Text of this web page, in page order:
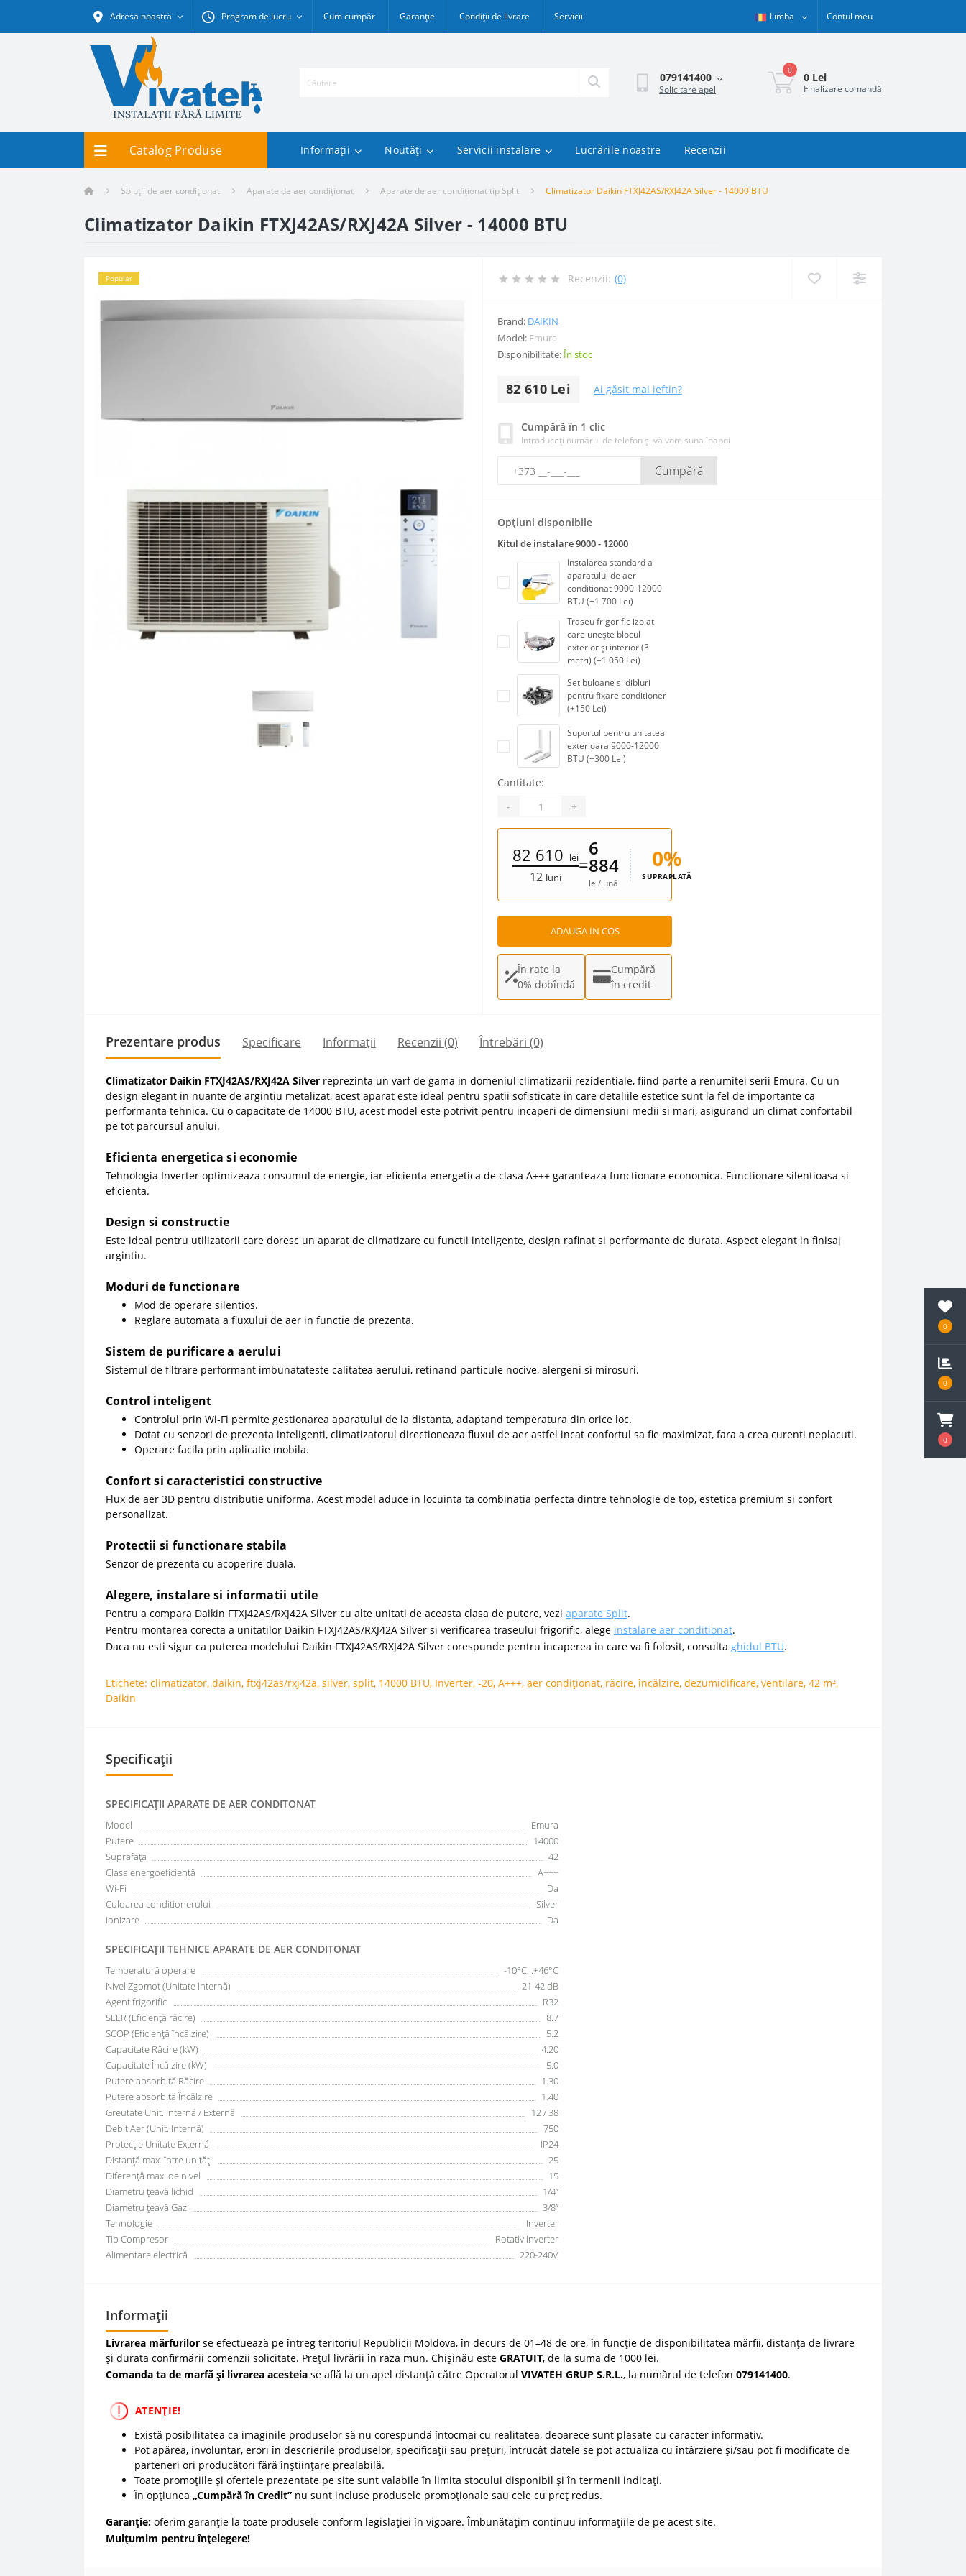
0
0
0
Adresa noastră Program de lucru Cum cumpăr Garanție Condiții de livrare Servicii Limba Contul meu
079141400
Solicitare apel
0
0 Lei
Finalizare comandă
Catalog Produse Informații Noutăți Servicii instalare Lucrările noastre Recenzii
Soluții de aer condiționat Aparate de aer condiționat Aparate de aer condiționat tip Split Climatizator Daikin FTXJ42AS/RXJ42A Silver - 14000 BTU
Climatizator Daikin FTXJ42AS/RXJ42A Silver - 14000 BTU
Popular Recenzii: (0)
Brand: DAIKIN
Model: Emura
Disponibilitate:În stoc
82 610 Lei Ai găsit mai ieftin?
Cumpără în 1 clic
Introduceți numărul de telefon și vă vom suna înapoi
Cumpără
Opțiuni disponibile
Kitul de instalare 9000 - 12000
Instalarea standard a
aparatului de aer
conditionat 9000-12000
BTU (+1 700 Lei)
Traseu frigorific izolat
care unește blocul
exterior și interior (3
metri) (+1 050 Lei)
Set buloane si dibluri
pentru fixare conditioner
(+150 Lei)
Suportul pentru unitatea
exterioara 9000-12000
BTU (+300 Lei)
Cantitate:
- +
82 610 lei
12 luni
=
6
884
lei/lună
0%
SUPRAPLATĂ
ADAUGA IN COS
În rate la
0% dobîndă
Cumpără
în credit
Prezentare produs Specificare Informații Recenzii (0) Întrebări (0)
Climatizator Daikin FTXJ42AS/RXJ42A Silver reprezinta un varf de gama in domeniul climatizarii rezidentiale, fiind parte a renumitei serii Emura. Cu un
design elegant in nuante de argintiu metalizat, acest aparat este ideal pentru spatii sofisticate in care detaliile estetice sunt la fel de importante ca
performanta tehnica. Cu o capacitate de 14000 BTU, acest model este potrivit pentru incaperi de dimensiuni medii si mari, asigurand un climat confortabil
pe tot parcursul anului.
Eficienta energetica si economie
Tehnologia Inverter optimizeaza consumul de energie, iar eficienta energetica de clasa A+++ garanteaza functionare economica. Functionare silentioasa si
eficienta.
Design si constructie
Este ideal pentru utilizatorii care doresc un aparat de climatizare cu functii inteligente, design rafinat si performante de durata. Aspect elegant in finisaj
argintiu.
Moduri de functionare
Mod de operare silentios.
Reglare automata a fluxului de aer in functie de prezenta.
Sistem de purificare a aerului
Sistemul de filtrare performant imbunatateste calitatea aerului, retinand particule nocive, alergeni si mirosuri.
Control inteligent
Controlul prin Wi-Fi permite gestionarea aparatului de la distanta, adaptand temperatura din orice loc.
Dotat cu senzori de prezenta inteligenti, climatizatorul directioneaza fluxul de aer astfel incat confortul sa fie maximizat, fara a crea curenti neplacuti.
Operare facila prin aplicatie mobila.
Confort si caracteristici constructive
Flux de aer 3D pentru distributie uniforma. Acest model aduce in locuinta ta combinatia perfecta dintre tehnologie de top, estetica premium si confort
personalizat.
Protectii si functionare stabila
Senzor de prezenta cu acoperire duala.
Alegere, instalare si informatii utile
Pentru a compara Daikin FTXJ42AS/RXJ42A Silver cu alte unitati de aceasta clasa de putere, vezi aparate Split.
Pentru montarea corecta a unitatilor Daikin FTXJ42AS/RXJ42A Silver si verificarea traseului frigorific, alege instalare aer conditionat.
Daca nu esti sigur ca puterea modelului Daikin FTXJ42AS/RXJ42A Silver corespunde pentru incaperea in care va fi folosit, consulta ghidul BTU.
Etichete: climatizator, daikin, ftxj42as/rxj42a, silver, split, 14000 BTU, Inverter, -20, A+++, aer condiționat, răcire,încălzire, dezumidificare, ventilare, 42 m²,
Daikin
Specificații
SPECIFICAŢII APARATE DE AER CONDITONAT
Model
Emura
Putere
14000
Suprafața
42
Clasa energoeficientă
A+++
Wi-Fi
Da
Culoarea conditionerului
Silver
Ionizare
Da
SPECIFICAŢII TEHNICE APARATE DE AER CONDITONAT
Temperatură operare
-10°C...+46°C
Nivel Zgomot (Unitate Internă)
21-42 dB
Agent frigorific
R32
SEER (Eficiență răcire)
8.7
SCOP (Eficiență încălzire)
5.2
Capacitate Răcire (kW)
4.20
Capacitate Încălzire (kW)
5.0
Putere absorbită Răcire
1.30
Putere absorbită Încălzire
1.40
Greutate Unit. Internă / Externă
12 / 38
Debit Aer (Unit. Internă)
750
Protecție Unitate Externă
IP24
Distanță max. între unități
25
Diferență max. de nivel
15
Diametru țeavă lichid
1/4”
Diametru țeavă Gaz
3/8”
Tehnologie
Inverter
Tip Compresor
Rotativ Inverter
Alimentare electrică
220-240V
Informații
Livrarea mărfurilor se efectuează pe întreg teritoriul Republicii Moldova, în decurs de 01–48 de ore, în funcție de disponibilitatea mărfii, distanța de livrare
și durata confirmării comenzii solicitate. Prețul livrării în raza mun. Chișinău este GRATUIT, de la suma de 1000 lei.
Comanda ta de marfă și livrarea acesteia se află la un apel distanță către Operatorul VIVATEH GRUP S.R.L., la numărul de telefon 079141400.
ATENȚIE!
Există posibilitatea ca imaginile produselor să nu corespundă întocmai cu realitatea, deoarece sunt plasate cu caracter informativ.
Pot apărea, involuntar, erori în descrierile produselor, specificații sau prețuri, întrucât datele se pot actualiza cu întârziere și/sau pot fi modificate de
parteneri ori producători fără înștiințare prealabilă.
Toate promoțiile și ofertele prezentate pe site sunt valabile în limita stocului disponibil și în termenii indicați.
În opțiunea „Cumpără în Credit” nu sunt incluse produsele promoționale sau cele cu preț redus.
Garanție: oferim garanție la toate produsele conform legislației în vigoare. Îmbunătățim continuu informațiile de pe acest site.
Mulțumim pentru înțelegere!